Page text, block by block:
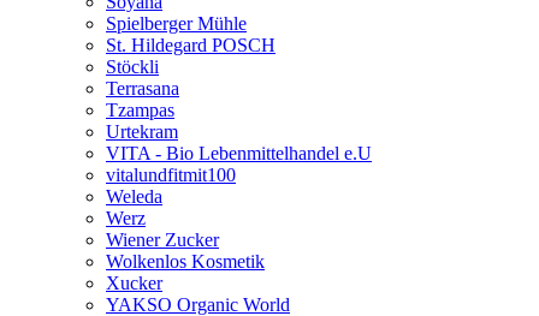
Spielberger Mühle
St. Hildegard POSCH
Stöckli
Terrasana
Tzampas
Urtekram
VITA - Bio Lebenmittelhandel e.U
vitalundfitmit100
Weleda
Werz
Wiener Zucker
Wolkenlos Kosmetik
Xucker
YAKSO Organic World